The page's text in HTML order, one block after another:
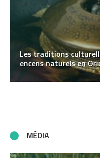
Les traditions
encens naturels en
MÉDIA